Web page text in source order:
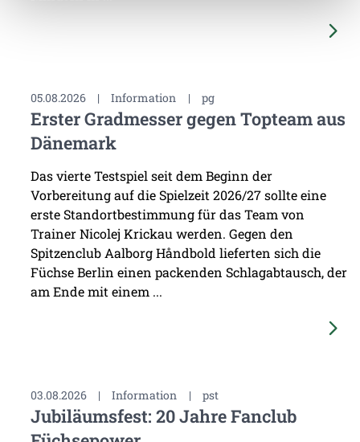
05.08.2026 | Information | pg
Erster Gradmesser gegen Topteam aus
Dänemark
Das vierte Testspiel seit dem Beginn der
Vorbereitung auf die Spielzeit 2026/27 sollte eine
erste Standortbestimmung für das Team von
Trainer Nicolej Krickau werden. Gegen den
Spitzenclub Aalborg Håndbold lieferten sich die
Füchse Berlin einen packenden Schlagabtausch, der
am Ende mit einem ...
03.08.2026 | Information | pst
Jubiläumsfest: 20 Jahre Fanclub